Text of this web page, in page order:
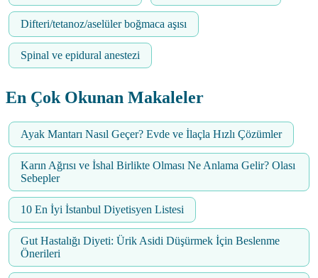
Difteri/tetanoz/aselüler boğmaca aşısı
Spinal ve epidural anestezi
En Çok Okunan Makaleler
Ayak Mantarı Nasıl Geçer? Evde ve İlaçla Hızlı Çözümler
Karın Ağrısı ve İshal Birlikte Olması Ne Anlama Gelir? Olası
Sebepler
10 En İyi İstanbul Diyetisyen Listesi
Gut Hastalığı Diyeti: Ürik Asidi Düşürmek İçin Beslenme
Önerileri